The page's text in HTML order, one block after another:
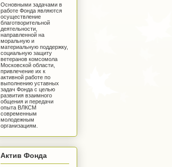
Основными задачами в
работе Фонда являются
осуществление
благотворительной
деятельности,
направленной на
моральную и
материальную поддержку,
социальную защиту
ветеранов комсомола
Московской области,
привлечение их к
активной работе по
выполнению уставных
задач Фонда с целью
развития взаимного
общения и передачи
опыта ВЛКСМ
современным
молодежным
организациям.
Актив Фонда